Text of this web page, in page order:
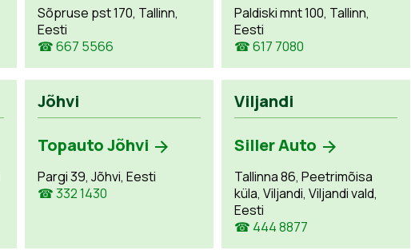
Sõpruse pst 170, Tallinn,
Eesti
☎ 667 5566
Paldiski mnt 100, Tallinn,
Eesti
☎ 617 7080
Jõhvi
Topauto Jõhvi
Pargi 39, Jõhvi, Eesti
☎ 332 1430
Viljandi
Siller Auto
Tallinna 86, Peetrimõisa
küla, Viljandi, Viljandi vald,
Eesti
☎ 444 8877